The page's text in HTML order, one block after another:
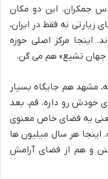
جمکران. این دو مکان
نه فقط در ایران،
اینجا مرکز اصلی حوزه
جهان تشیع» هم می گن.
مشهد هم جایگاه بسیار
خودش رو داره. قم، بعد
یعنی یه فضای خاص معنوی
اینجا هر سال میلیون ها
کنن و هم از فضای آرامش